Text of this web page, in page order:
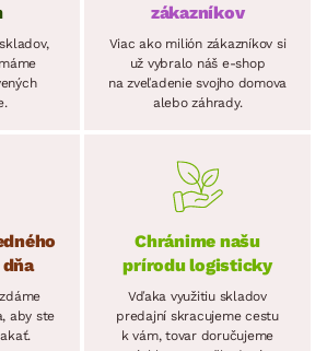
zákazníkov
Viac ako milión zákazníkov si
už vybralo náš e-shop
na zveľadenie svojho domova
alebo záhrady.
aby ste
Chránime našu
prírodu logisticky
Vďaka využitiu skladov
predajní skracujeme cestu
k vám, tovar doručujeme